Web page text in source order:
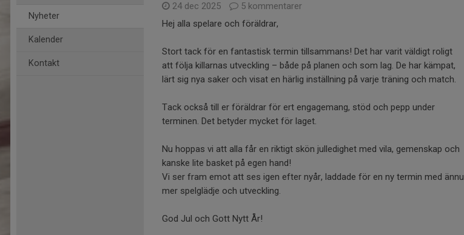
Nyheter
Kalender
Kontakt
24 dec 2025
5 kommentarer
Hej alla spelare och föräldrar,
Stort tack för en fantastisk termin tillsammans! Det har varit väldigt roligt
att följa killarnas utveckling – både på planen och som lag. De har kämpat,
lärt sig nya saker och visat en härlig inställning på varje träning och match.
Tack också till er föräldrar för ert engagemang, stöd och pepp under
terminen. Det betyder mycket för laget.
Nu hoppas vi att alla får en riktigt skön julledighet med vila, gemenskap och
kanske lite basket på egen hand!
Vi ser fram emot att ses igen efter nyår, laddade för en ny termin med ännu
mer spelglädje och utveckling.
God Jul och Gott Nytt År!